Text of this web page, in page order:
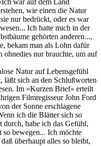
war auf dem Land
wie einen die Natur
nur bedrückt, oder es war
Ich hatte mich in der
gehörten anderen...,
bekam man als Lohn dafür
ohnedies nur brauchte, um auf
Natur auf Lebensgefühl
läßt sich an den Schlußworten
Im »Kurzen Brief« erteilt
Filmregisseur John Ford
der Sonne erschlagene
ich die Blätter sich so
durch, habe ich das Gefühl,
so bewegen... Ich möchte
überhaupt alles so bleibt,